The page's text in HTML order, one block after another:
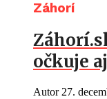
Záhorí
očkuje
Autor 27.